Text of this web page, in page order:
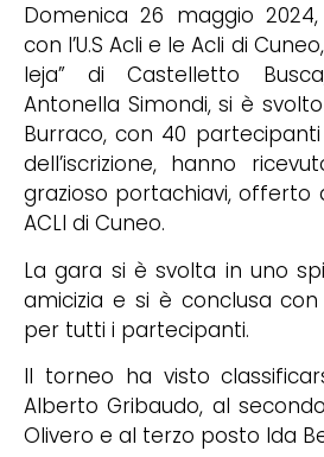
Domenica 26 maggio
con l’U.S Acli e le Acli di
leja” di Castelletto
Antonella Simondi, si è
Burraco, con 40
dell’iscrizione, hanno
grazioso portachiavi, offerto
ACLI di Cuneo.
La gara si è svolta in uno
amicizia e si è conclusa
per tutti i partecipanti.
Il torneo ha visto
Alberto Gribaudo, al
Olivero e al terzo posto Ida